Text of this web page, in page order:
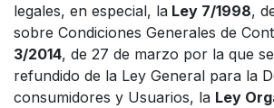
legales, en especial, la Ley 7/1998,
sobre Condiciones Generales de
3/2014, de 27 de marzo por la que
refundido de la Ley General para la
consumidores y Usuarios, la Ley